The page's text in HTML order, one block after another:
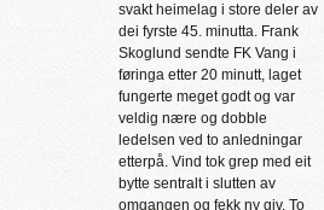
svakt heimelag i store deler av
dei fyrste 45. minutta. Frank
Skoglund sendte FK Vang i
føringa etter 20 minutt, laget
fungerte meget godt og var
veldig nære og dobble
ledelsen ved to anledningar
etterpå. Vind tok grep med eit
bytte sentralt i slutten av
omgangen og fekk ny giv. To